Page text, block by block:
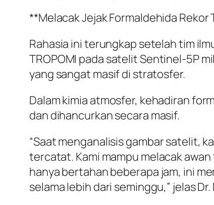
**Melacak Jejak Formaldehida Rekor
Rahasia ini terungkap setelah tim
TROPOMI pada satelit Sentinel-5P
yang sangat masif di stratosfer.
Dalam kimia atmosfer, kehadiran
dan dihancurkan secara masif.
“Saat menganalisis gambar satelit,
tercatat. Kami mampu melacak
hanya bertahan beberapa jam, ini
selama lebih dari seminggu,” jelas